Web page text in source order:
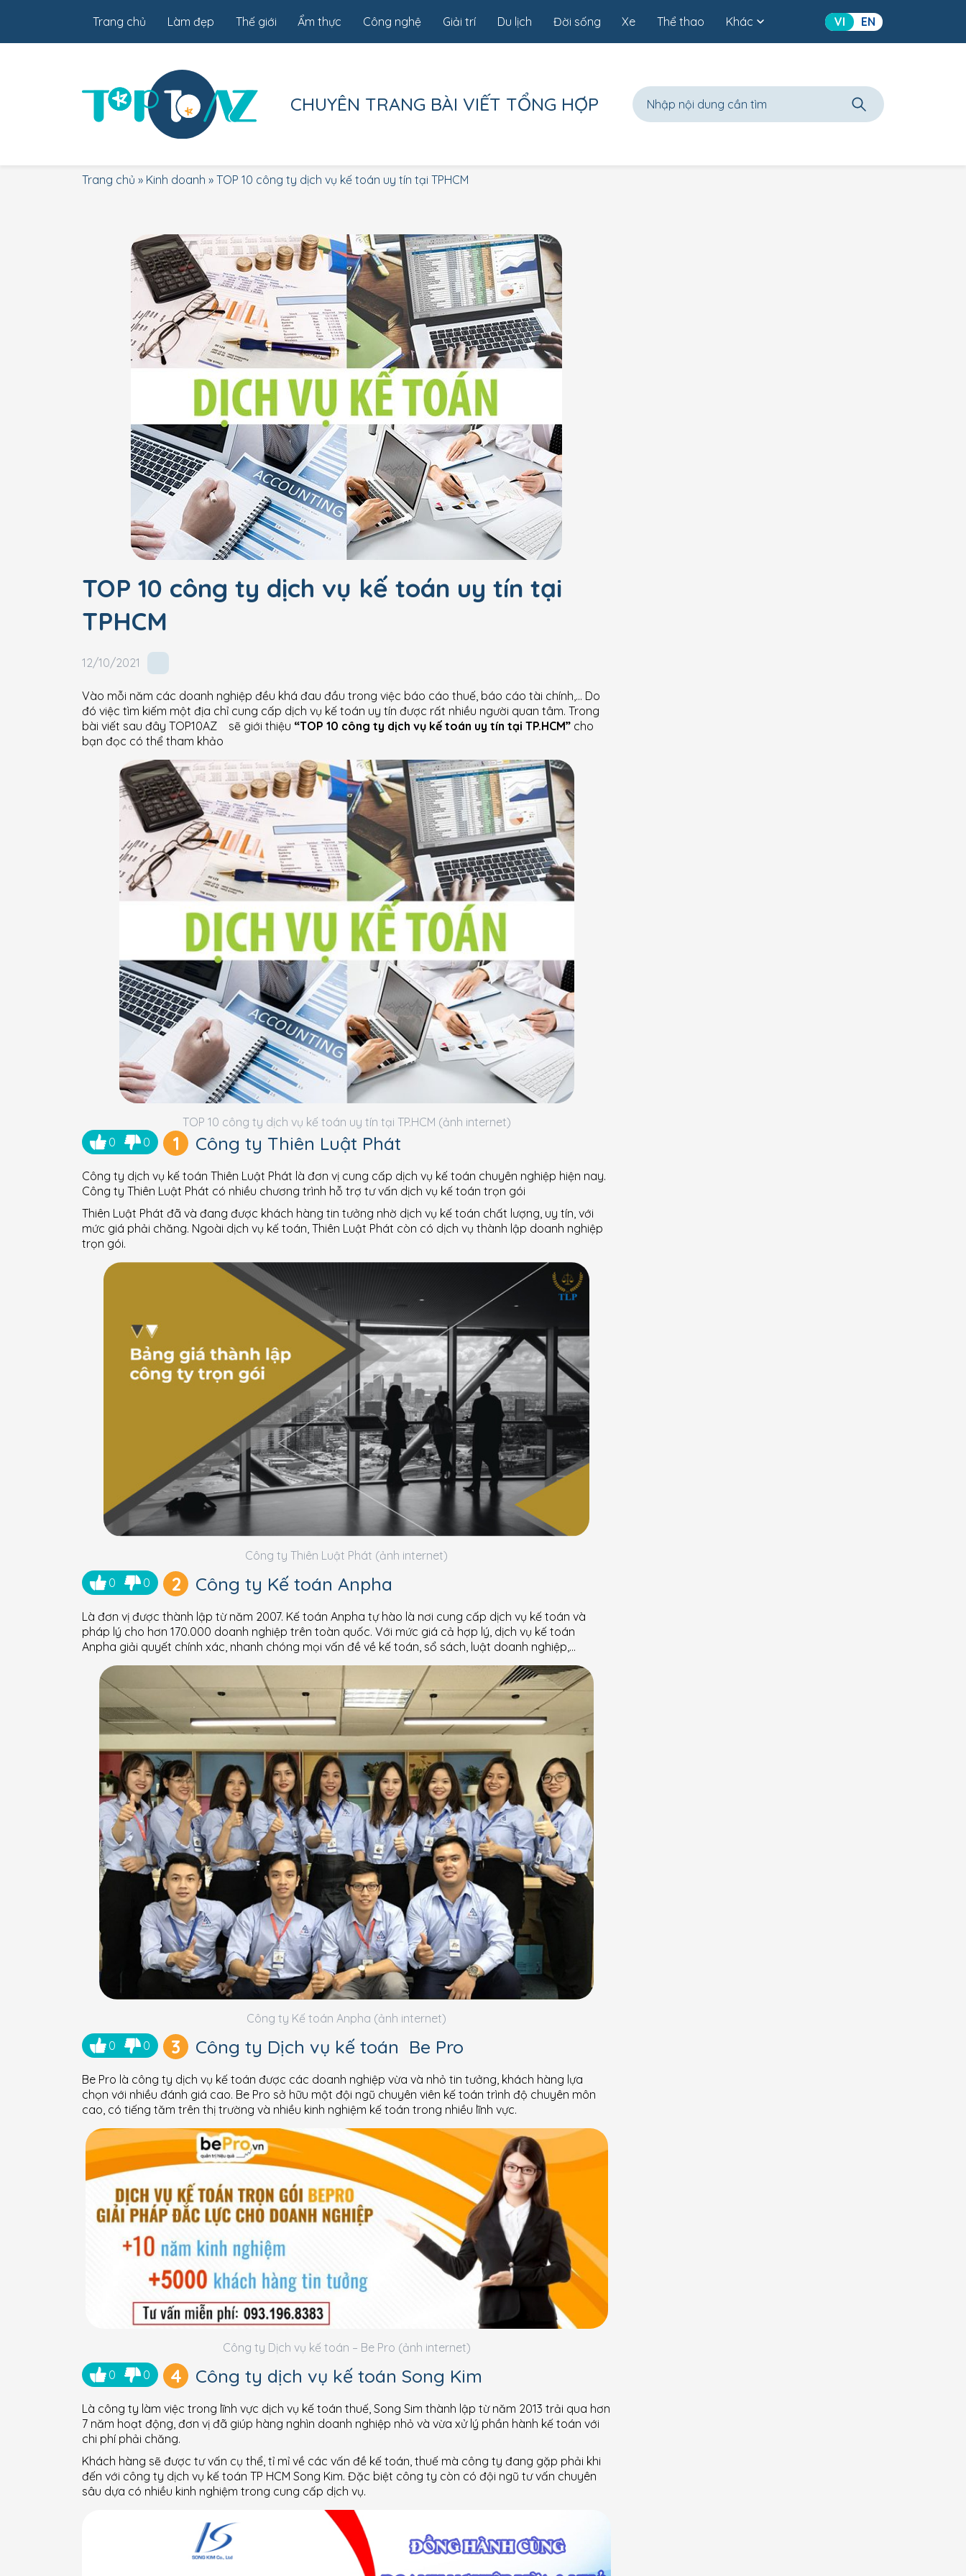
Trang chủ Làm đẹp Thế giới Ẩm thực Công nghệ Giải trí Du lịch Đời sống Xe Thể thao Khác VI EN
CHUYÊN TRANG BÀI VIẾT TỔNG HỢP
Trang chủ » Kinh doanh » TOP 10 công ty dịch vụ kế toán uy tín tại TPHCM
TOP 10 công ty dịch vụ kế toán uy tín tại
TPHCM
12/10/2021
Vào mỗi năm các doanh nghiệp đều khá đau đầu trong việc báo cáo thuế, báo cáo tài chính,… Do
đó việc tìm kiếm một địa chỉ cung cấp dịch vụ kế toán uy tín được rất nhiều người quan tâm. Trong
bài viết sau đây TOP10AZ sẽ giới thiệu “TOP 10 công ty dịch vụ kế toán uy tín tại TP.HCM” cho
bạn đọc có thể tham khảo
TOP 10 công ty dịch vụ kế toán uy tín tại TP.HCM (ảnh internet)
0
0 1 Công ty Thiên Luật Phát
Công ty dịch vụ kế toán Thiên Luật Phát là đơn vị cung cấp dịch vụ kế toán chuyên nghiệp hiện nay.
Công ty Thiên Luật Phát có nhiều chương trình hỗ trợ tư vấn dịch vụ kế toán trọn gói
Thiên Luật Phát đã và đang được khách hàng tin tưởng nhờ dịch vụ kế toán chất lượng, uy tín, với
mức giá phải chăng. Ngoài dịch vụ kế toán, Thiên Luật Phát còn có dịch vụ thành lập doanh nghiệp
trọn gói.
Công ty Thiên Luật Phát (ảnh internet)
0
0 2 Công ty Kế toán Anpha
Là đơn vị được thành lập từ năm 2007. Kế toán Anpha tự hào là nơi cung cấp dịch vụ kế toán và
pháp lý cho hơn 170.000 doanh nghiệp trên toàn quốc. Với mức giá cả hợp lý, dịch vụ kế toán
Anpha giải quyết chính xác, nhanh chóng mọi vấn đề về kế toán, sổ sách, luật doanh nghiệp,…
Công ty Kế toán Anpha (ảnh internet)
0
0 3 Công ty Dịch vụ kế toán Be Pro
Be Pro là công ty dịch vụ kế toán được các doanh nghiệp vừa và nhỏ tin tưởng, khách hàng lựa
chọn với nhiều đánh giá cao. Be Pro sở hữu một đội ngũ chuyên viên kế toán trình độ chuyên môn
cao, có tiếng tăm trên thị trường và nhiều kinh nghiệm kế toán trong nhiều lĩnh vực.
Công ty Dịch vụ kế toán – Be Pro (ảnh internet)
0
0 4 Công ty dịch vụ kế toán Song Kim
Là công ty làm việc trong lĩnh vực dịch vụ kế toán thuế, Song Sim thành lập từ năm 2013 trải qua hơn
7 năm hoạt động, đơn vị đã giúp hàng nghìn doanh nghiệp nhỏ và vừa xử lý phần hành kế toán với
chi phí phải chăng.
Khách hàng sẽ được tư vấn cụ thể, tỉ mỉ về các vấn đề kế toán, thuế mà công ty đang gặp phải khi
đến với công ty dịch vụ kế toán TP HCM Song Kim. Đặc biệt công ty còn có đội ngũ tư vấn chuyên
sâu dựa có nhiều kinh nghiệm trong cung cấp dịch vụ.